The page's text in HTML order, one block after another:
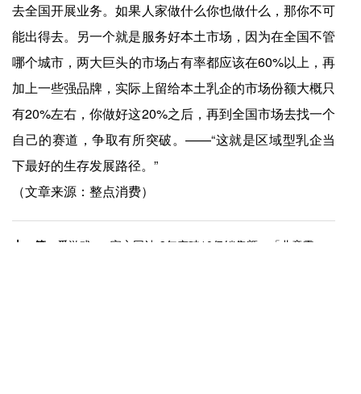
去全国开展业务。如果人家做什么你也做什么，那你不可
能出得去。另一个就是服务好本土市场，因为在全国不管
哪个城市，两大巨头的市场占有率都应该在60%以上，再
加上一些强品牌，实际上留给本土乳企的市场份额大概只
有20%左右，你做好这20%之后，再到全国市场去找一个
自己的赛道，争取有所突破。——“这就是区域型乳企当
下最好的生存发展路径。”
（文章来源：整点消费）
上一篇： 爱游戏app官方网站-3年突破10亿销售额，「儿童零食」品牌如何杀出重围？